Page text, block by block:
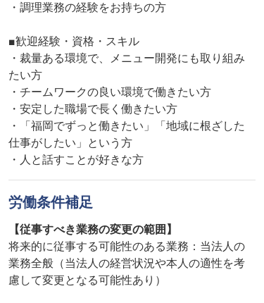
・調理業務の経験をお持ちの方
■歓迎経験・資格・スキル
・裁量ある環境で、メニュー開発にも取り組み
たい方
・チームワークの良い環境で働きたい方
・安定した職場で長く働きたい方
・「福岡でずっと働きたい」「地域に根ざした
仕事がしたい」という方
・人と話すことが好きな方
労働条件補足
【従事すべき業務の変更の範囲】
将来的に従事する可能性のある業務：当法人の
業務全般（当法人の経営状況や本人の適性を考
慮して変更となる可能性あり）